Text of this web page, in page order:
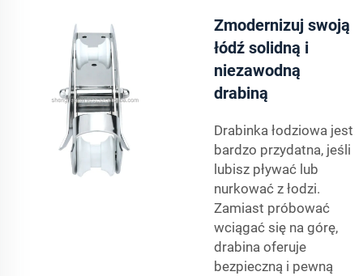
Zmodernizuj swoją
łódź solidną i
niezawodną
drabiną
Drabinka łodziowa jest
bardzo przydatna, jeśli
lubisz pływać lub
nurkować z łodzi.
Zamiast próbować
wciągać się na górę,
drabina oferuje
bezpieczną i pewną